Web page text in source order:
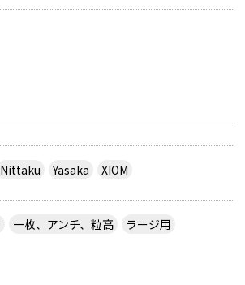
Nittaku Yasaka
XIOM
一枚、アンチ、粒高 ラージ用